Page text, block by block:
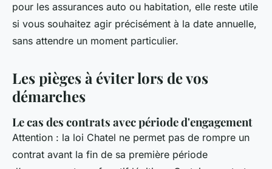
pour les assurances auto ou habitation, elle reste utile
si vous souhaitez agir précisément à la date annuelle,
sans attendre un moment particulier.
Les pièges à éviter lors de vos
démarches
Le cas des contrats avec période d'engagement
Attention : la loi Chatel ne permet pas de rompre un
contrat avant la fin de sa première période